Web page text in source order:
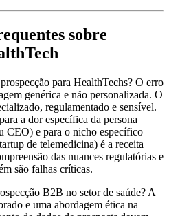
sobre
para HealthTechs? O erro
genérica e não personalizada. O
regulamentado e sensível.
a dor específica da persona
CEO) e para o nicho específico
de telemedicina) é a receita
das nuances regulatórias e
são falhas críticas.
B2B no setor de saúde? A
e uma abordagem ética na